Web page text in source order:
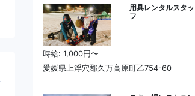
用具レンタルスタッ
フ
時給: 1,000円〜
愛媛県上浮穴郡久万高原町乙754-60